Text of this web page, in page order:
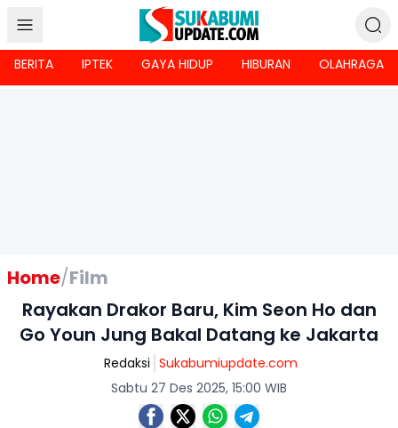
BERITA IPTEK GAYA HIDUP HIBURAN OLAHRAGA
Home/Film
Rayakan Drakor Baru, Kim Seon Ho dan
Go Youn Jung Bakal Datang ke Jakarta
Redaksi Sukabumiupdate.com
Sabtu 27 Des 2025, 15:00 WIB